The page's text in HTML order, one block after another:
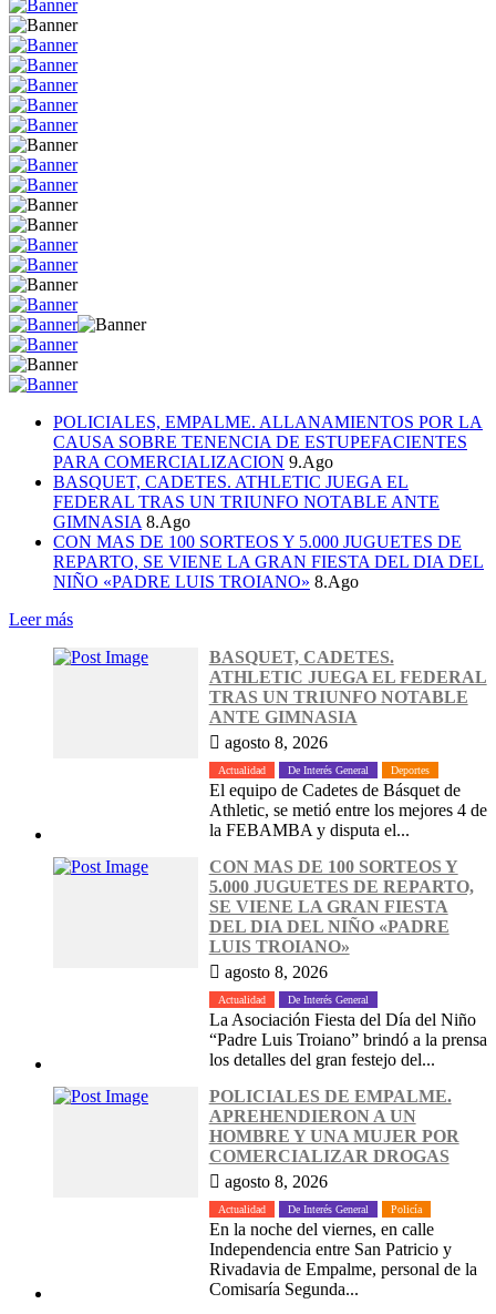
POLICIALES, EMPALME. ALLANAMIENTOS POR LA
CAUSA SOBRE TENENCIA DE ESTUPEFACIENTES
PARA COMERCIALIZACION 9.Ago
BASQUET, CADETES. ATHLETIC JUEGA EL
FEDERAL TRAS UN TRIUNFO NOTABLE ANTE
GIMNASIA 8.Ago
CON MAS DE 100 SORTEOS Y 5.000 JUGUETES DE
REPARTO, SE VIENE LA GRAN FIESTA DEL DIA DEL
NIÑO «PADRE LUIS TROIANO» 8.Ago
Leer más
BASQUET, CADETES.
ATHLETIC JUEGA EL FEDERAL
TRAS UN TRIUNFO NOTABLE
ANTE GIMNASIA
agosto 8, 2026
Actualidad De Interés General Deportes
El equipo de Cadetes de Básquet de
Athletic, se metió entre los mejores 4 de
la FEBAMBA y disputa el...
CON MAS DE 100 SORTEOS Y
5.000 JUGUETES DE REPARTO,
SE VIENE LA GRAN FIESTA
DEL DIA DEL NIÑO «PADRE
LUIS TROIANO»
agosto 8, 2026
Actualidad De Interés General
La Asociación Fiesta del Día del Niño
“Padre Luis Troiano” brindó a la prensa
los detalles del gran festejo del...
POLICIALES DE EMPALME.
APREHENDIERON A UN
HOMBRE Y UNA MUJER POR
COMERCIALIZAR DROGAS
agosto 8, 2026
Actualidad De Interés General Policía
En la noche del viernes, en calle
Independencia entre San Patricio y
Rivadavia de Empalme, personal de la
Comisaría Segunda...